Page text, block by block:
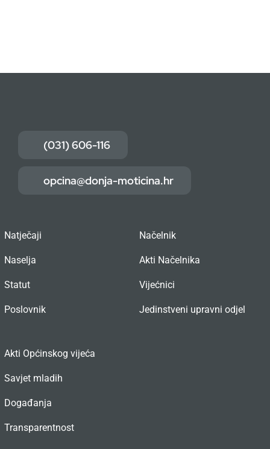
(031) 606-116
opcina@donja-moticina.hr
Natječaji
Naselja
Statut
Poslovnik
Načelnik
Akti Načelnika
Vijećnici
Jedinstveni upravni odjel
Akti Općinskog vijeća
Savjet mladih
Događanja
Transparentnost